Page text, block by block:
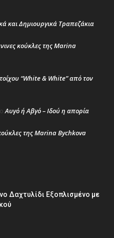
και Δημιουργικά Τραπεζάκια
κούκλες της Marina
“White & White” από τον
Αυγό ή Αβγό – Ιδού η απορία
της Marina Bychkova
Δαχτυλίδι Εξοπλισμένο με